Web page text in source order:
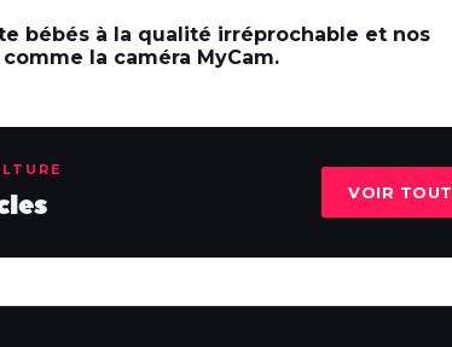
bébés à la qualité irréprochable et nos
la caméra MyCam.
VOIR TOUT